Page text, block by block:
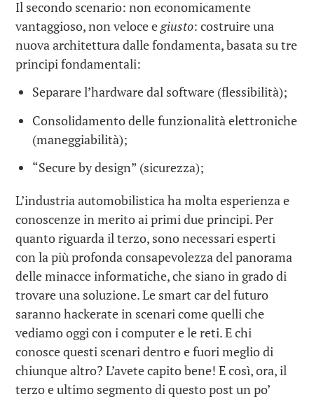
Il secondo scenario: non economicamente
vantaggioso, non veloce egiusto: costruire una
nuova architettura dalle fondamenta, basata su tre
principi fondamentali:
Separare l’hardware dal software (flessibilità);
Consolidamento delle funzionalità elettroniche
(maneggiabilità);
“Secure by design” (sicurezza);
L’industria automobilistica ha molta esperienza e
conoscenze in merito ai primi due principi. Per
quanto riguarda il terzo, sono necessari esperti
con la più profonda consapevolezza del panorama
delle minacce informatiche, che siano in grado di
trovare una soluzione. Le smart car del futuro
saranno hackerate in scenari come quelli che
vediamo oggi con i computer e le reti. E chi
conosce questi scenari dentro e fuori meglio di
chiunque altro? L’avete capito bene! E così, ora, il
terzo e ultimo segmento di questo post un po’